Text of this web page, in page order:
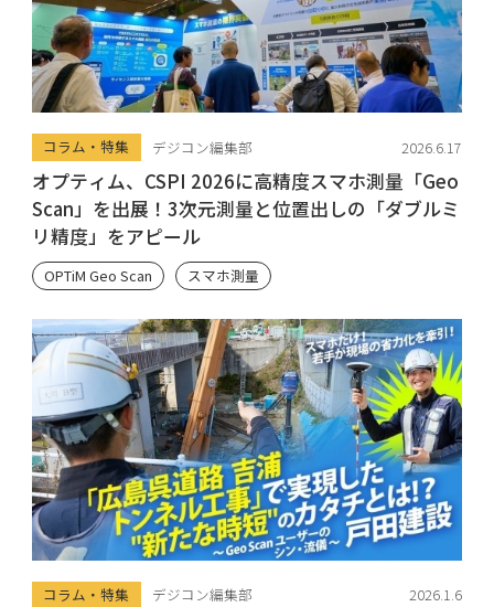
コラム・特集 デジコン編集部 2026.6.17
オプティム、CSPI 2026に高精度スマホ測量「Geo
Scan」を出展！3次元測量と位置出しの「ダブルミ
リ精度」をアピール
OPTiM Geo Scan スマホ測量
コラム・特集 デジコン編集部 2026.1.6